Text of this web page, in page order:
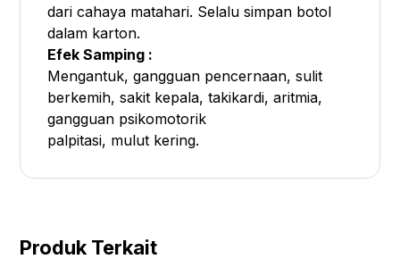
dari cahaya matahari. Selalu simpan botol
dalam karton.
Efek Samping :
Mengantuk, gangguan pencernaan, sulit
berkemih, sakit kepala, takikardi, aritmia,
gangguan psikomotorik
palpitasi, mulut kering.
Produk Terkait